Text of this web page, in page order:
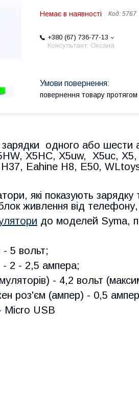
Немає в наявності Код: 5767
+380 (67) 736-77-13
Консультант: Оксана
повернення товару протягом
одного або шести
X5HC, X5uw, X5uc,
Eahine H8, E50,
які показують зарядку
живлення від
до моделей Syma,
- 5 вольт;
- 2 - 2,5 ампера;
- 4,2 вольт
роз'єм (ампер) - 0,5
Micro USB